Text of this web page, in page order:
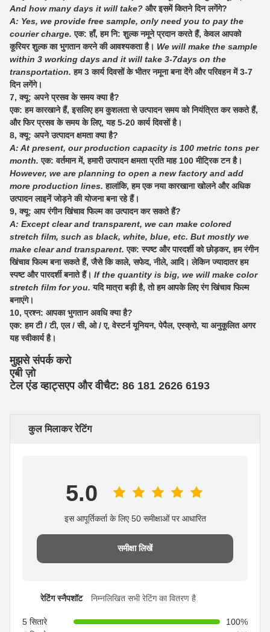
And how many days it will take? और इसमें कितने दिन लगेंगे?
A: Yes, we provide free sample, only need you to pay the
courier charge. एक: हाँ, हम नि: शुल्क नमूने प्रदान करते हैं, केवल आपको
कूरियर शुल्क का भुगतान करने की आवश्यकता है। We will make the sample
within 3 working days and it will take 3-7days on the
transportation. हम 3 कार्य दिवसों के भीतर नमूना बना देंगे और परिवहन में 3-7
दिन लगेंगे।
7, क्यू: अपने प्रसव के समय क्या है?
एक: हम कारखाने हैं, इसलिए हम कुशलता से उत्पादन समय को नियंत्रित कर सकते हैं,
और फिर प्रसव के समय के लिए, यह 5-20 कार्य दिवसों है।
8, क्यू: अपने उत्पादन क्षमता क्या है?
A: At present, our production capacity is 100 metric tons per
month. एक: वर्तमान में, हमारी उत्पादन क्षमता प्रति माह 100 मीट्रिक टन है।
However, we are planning to open a new factory and add
more production lines. हालांकि, हम एक नया कारखाना खोलने और अधिक
उत्पादन लाइनें जोड़ने की योजना बना रहे हैं।
9, क्यू: आप रंगीन खिंचाव फिल्म का उत्पादन कर सकते हैं?
A: Except clear and transparent, we can make colored
stretch film, such as black, white, blue, etc. But mostly we
make clear and transparent. एक: स्पष्ट और पारदर्शी को छोड़कर, हम रंगीन
खिंचाव फिल्म बना सकते हैं, जैसे कि काले, सफेद, नीले, आदि। लेकिन ज्यादातर हम
स्पष्ट और पारदर्शी बनाते हैं। If the quantity is big, we will make color
stretch film for you. यदि मात्रा बड़ी है, तो हम आपके लिए रंग खिंचाव फिल्म
बनाएंगे।
10, प्रश्न: आपका भुगतान अवधि क्या है?
एक: हम टी / टी, एल / सी, ओ / ए, वेस्टर्न यूनियन, पेपैल, एस्क्रो, या अनुकूलित अगर
यह स्वीकार्य है।
मुझसे संपर्क करो
एबी ज़ो
टेल एंड व्हाट्सएप और वीचैट: 86 181 2626 6193
कुल मिलाकर रेटिंग
5.0
इस आपूर्तिकर्ता के लिए 50 समीक्षाओं पर आधारित
समीक्षा लिखें
रेटिंग स्नैपशॉट निम्नलिखित सभी रेटिंग का वितरण है
5 सितारे
100%